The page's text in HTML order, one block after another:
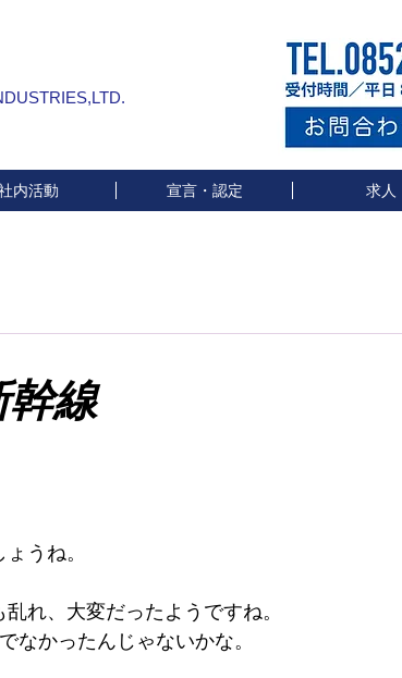
内活動 宣言・認定 求人
うね。
れ、大変だったようですね。
なかったんじゃないかな。